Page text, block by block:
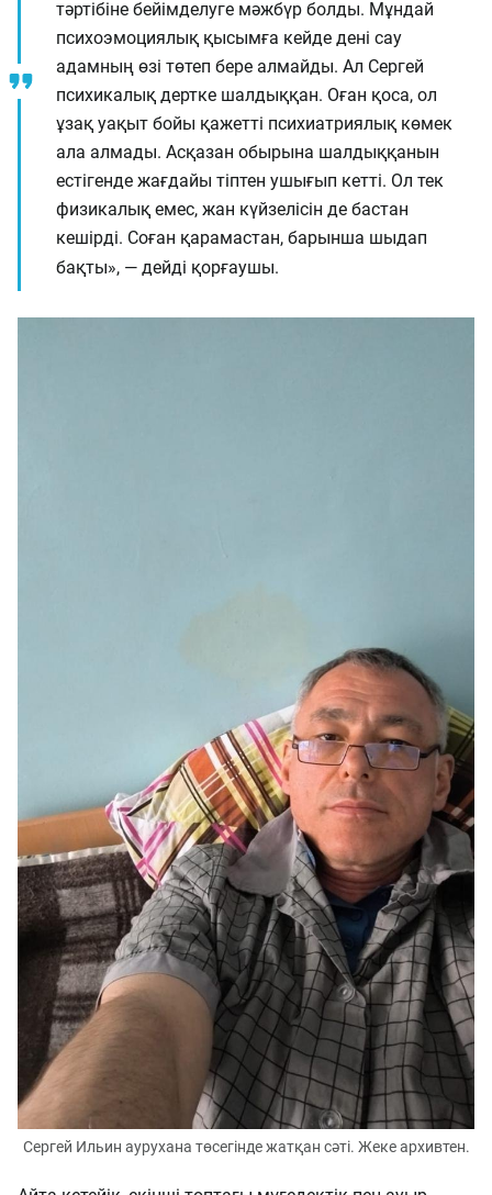
тәртібіне бейімделуге мәжбүр болды. Мұндай
психоэмоциялық қысымға кейде дені сау
адамның өзі төтеп бере алмайды. Ал Сергей
психикалық дертке шалдыққан. Оған қоса, ол
ұзақ уақыт бойы қажетті психиатриялық көмек
ала алмады. Асқазан обырына шалдыққанын
естігенде жағдайы тіптен ушығып кетті. Ол тек
физикалық емес, жан күйзелісін де бастан
кешірді. Соған қарамастан, барынша шыдап
бақты», — дейді қорғаушы.
Сергей Ильин аурухана төсегінде жатқан сәті. Жеке архивтен.